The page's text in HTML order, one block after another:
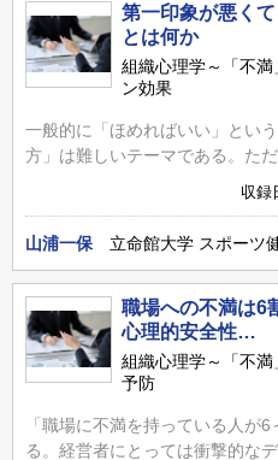
第一印象が悪く
とは何か
組織心理学～「不
ン効果
一般的に「ほめればいい」とい
方」は難しいテーマである。た
収録
山浦一保 立命館大学 スポーツ
職場への不満は6
心理的安全性…
組織心理学～「不満
予防
「職場に不満を持っている人が
る。経営者にとっては衝撃的な